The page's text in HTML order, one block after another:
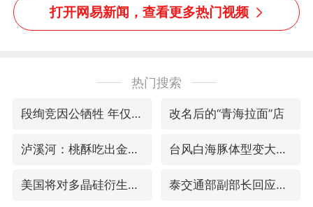
吗？”“或将成为首位考级
不带古筝的选手。”（来
打开网易新闻，查看更多热门视频
热门搜索
段绚竞因公牺牲 年仅44岁 改名后的“青海拉面”店
泸溪河：桃酥吃出金属牙冠视频不实 台风白海豚体型变大近似13个浙江面积
美国将对多晶硅衍生品加征15%关税 泰交通部副部长回应中国人遭歧视手势